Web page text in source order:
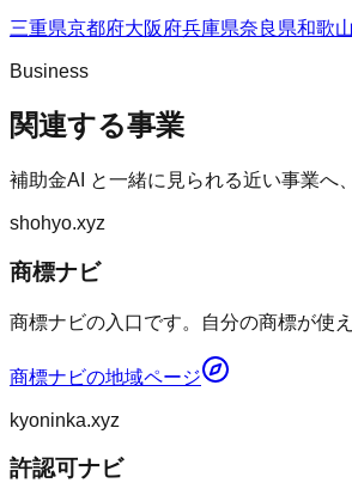
三重県京都府大阪府兵庫県奈良県和歌
Business
関連する事業
補助金AI と一緒に見られる近い事業へ
shohyo.xyz
商標ナビ
商標ナビの入口です。自分の商標が使
商標ナビの地域ページ
kyoninka.xyz
許認可ナビ